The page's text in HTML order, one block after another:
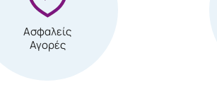
Ασφαλείς
Αγορές